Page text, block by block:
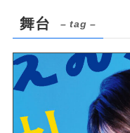
舞台 – tag –